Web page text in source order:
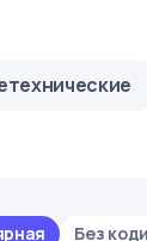
Без